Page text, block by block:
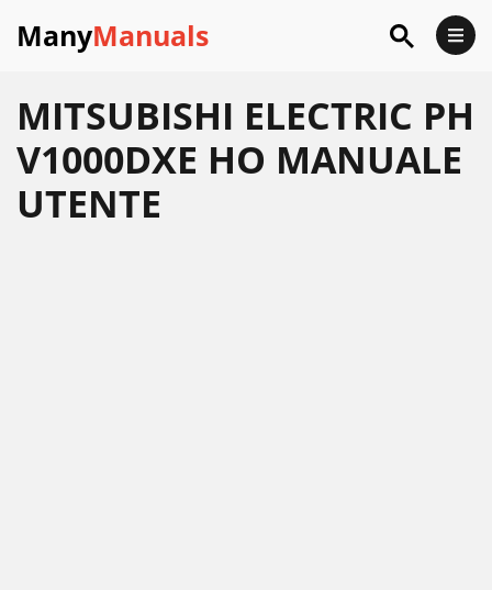
ManyManuals
MITSUBISHI ELECTRIC PH
V1000DXE HO MANUALE
UTENTE